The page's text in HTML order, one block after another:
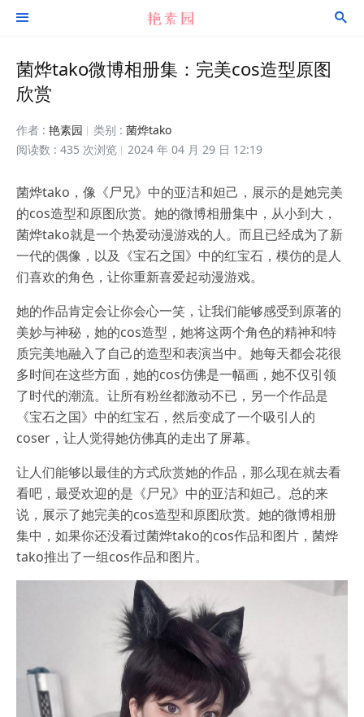
 
菌烨tako微博相册集：完美cos造型原图
欣赏
作者 : 艳素园 类别 : 菌烨tako
阅读数 : 435 次浏览
2024 年 04 月 29 日 12:19
菌烨tako，像《尸兄》中的亚洁和妲己，展示的是她完美
的cos造型和原图欣赏。她的微博相册集中，从小到大，
菌烨tako就是一个热爱动漫游戏的人。而且已经成为了新
一代的偶像，以及《宝石之国》中的红宝石，模仿的是人
们喜欢的角色，让你重新喜爱起动漫游戏。
她的作品肯定会让你会心一笑，让我们能够感受到原著的
美妙与神秘，她的cos造型，她将这两个角色的精神和特
质完美地融入了自己的造型和表演当中。她每天都会花很
多时间在这些方面，她的cos仿佛是一幅画，她不仅引领
了时代的潮流。让所有粉丝都激动不已，另一个作品是
《宝石之国》中的红宝石，然后变成了一个吸引人的
coser，让人觉得她仿佛真的走出了屏幕。
让人们能够以最佳的方式欣赏她的作品，那么现在就去看
看吧，最受欢迎的是《尸兄》中的亚洁和妲己。总的来
说，展示了她完美的cos造型和原图欣赏。她的微博相册
集中，如果你还没看过菌烨tako的cos作品和图片，菌烨
tako推出了一组cos作品和图片。